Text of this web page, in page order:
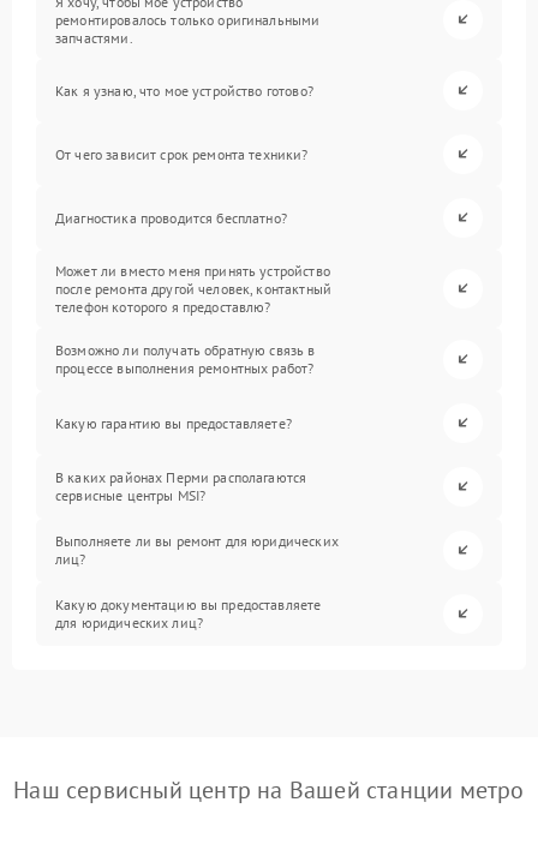
ремонтировалось только оригинальными
запчастями.
Как я узнаю, что мое устройство готово?
От чего зависит срок ремонта техники?
Диагностика проводится бесплатно?
Может ли вместо меня принять устройство
после ремонта другой человек, контактный
телефон которого я предоставлю?
Возможно ли получать обратную связь в
процессе выполнения ремонтных работ?
Какую гарантию вы предоставляете?
В каких районах Перми располагаются
сервисные центры MSI?
Выполняете ли вы ремонт для юридических
лиц?
Какую документацию вы предоставляете
для юридических лиц?
Наш сервисный центр на Вашей станции метро